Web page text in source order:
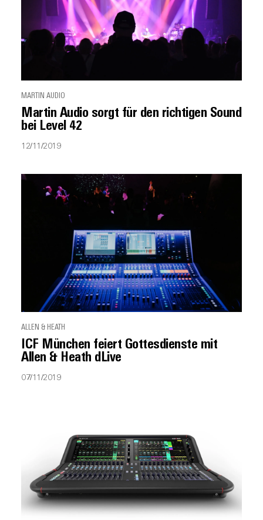
MARTIN AUDIO
Martin Audio sorgt für den richtigen Sound
bei Level 42
12/11/2019
ALLEN & HEATH
ICF München feiert Gottesdienste mit
Allen & Heath dLive
07/11/2019